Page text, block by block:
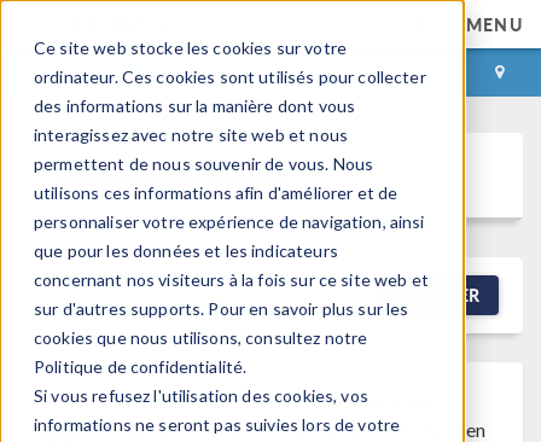
Ce site web stocke les cookies sur votre
ordinateur. Ces cookies sont utilisés pour collecter
des informations sur la manière dont vous
interagissez avec notre site web et nous
permettent de nous souvenir de vous. Nous
utilisons ces informations afin d'améliorer et de
personnaliser votre expérience de navigation, ainsi
que pour les données et les indicateurs
concernant nos visiteurs à la fois sur ce site web et
sur d'autres supports. Pour en savoir plus sur les
cookies que nous utilisons, consultez notre
Politique de confidentialité.
Si vous refusez l'utilisation des cookies, vos
informations ne seront pas suivies lors de votre
MENU
CONNEXION CONTACT
Discussion Forum
FILTRER
Discussion ClosedThis discussion was
created more than 6 months ago and has been